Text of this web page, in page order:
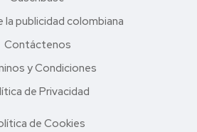
la publicidad colombiana
Contáctenos
y Condiciones
de Privacidad
de Cookies